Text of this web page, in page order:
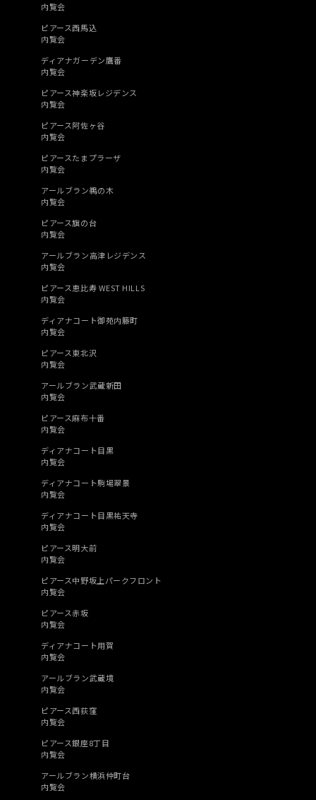
内覧会
ピアース西馬込
内覧会
ディアナガーデン鷹番
内覧会
ピアース神楽坂レジデンス
内覧会
ピアース阿佐ヶ谷
内覧会
ピアースたまプラーザ
内覧会
アールブラン鵜の木
内覧会
ピアース旗の台
内覧会
アールブラン高津レジデンス
内覧会
ピアース恵比寿 WEST HILLS
内覧会
ディアナコート御苑内籐町
内覧会
ピアース東北沢
内覧会
アールブラン武蔵新田
内覧会
ピアース麻布十番
内覧会
ディアナコート目黒
内覧会
ディアナコート駒場翠景
内覧会
ディアナコート目黒祐天寺
内覧会
ピアース明大前
内覧会
ピアース中野坂上パークフロント
内覧会
ピアース赤坂
内覧会
ディアナコート用賀
内覧会
アールブラン武蔵境
内覧会
ピアース西荻窪
内覧会
ピアース銀座8丁目
内覧会
アールブラン横浜仲町台
内覧会